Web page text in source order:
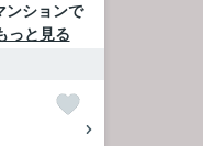
ンションで
っと見る